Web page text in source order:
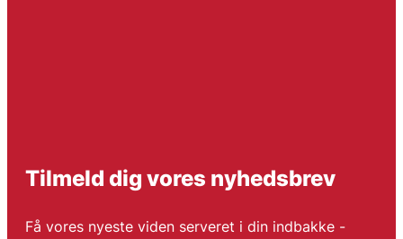
Tilmeld dig vores nyhedsbrev
Få vores nyeste viden serveret i din indbakke -